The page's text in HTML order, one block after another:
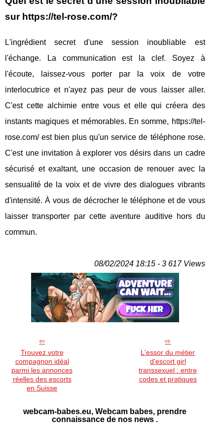
sur https://tel-rose.com/?
L'ingrédient secret d'une session inoubliable est
l'échange. La communication est la clef. Soyez à
l'écoute, laissez-vous porter par la voix de votre
interlocutrice et n'ayez pas peur de vous laisser aller.
C'est cette alchimie entre vous et elle qui créera des
instants magiques et mémorables. En somme, https://tel-
rose.com/ est bien plus qu'un service de téléphone rose.
C'est une invitation à explorer vos désirs dans un cadre
sécurisé et exaltant, une occasion de renouer avec la
sensualité de la voix et de vivre des dialogues vibrants
d'intensité. À vous de décrocher le téléphone et de vous
laisser transporter par cette aventure auditive hors du
commun.
08/02/2024 18:15 - 3 617 Views
Trouvez votre
compagnon idéal
parmi les annonces
réelles des escorts
en Suisse
L'essor du métier
d'escort girl
transsexuel : entre
codes et pratiques
webcam-babes.eu, Webcam babes, prendre
connaissance de nos news .